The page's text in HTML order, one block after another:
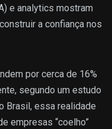
e analytics mostram
a confiança nos
por cerca de 16%
segundo um estudo
Brasil, essa realidade
empresas “coelho”